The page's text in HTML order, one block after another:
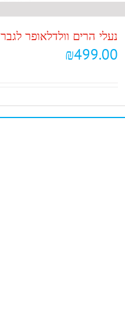
נעלי הרים וולדלאופר לגבר
₪499.00